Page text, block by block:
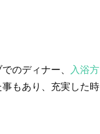
のディナー、 入浴方
もあり、充実した時